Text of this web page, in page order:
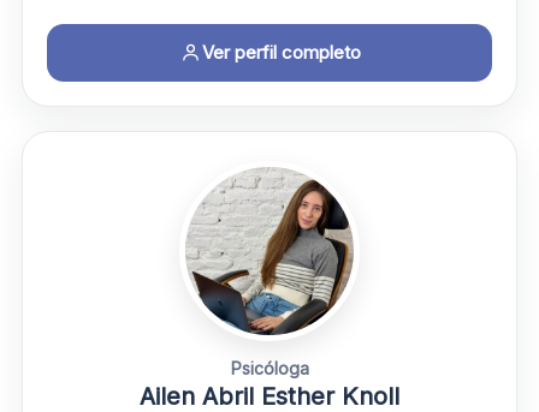
Ver perfil completo
Psicóloga
Ailen Abril Esther Knoll